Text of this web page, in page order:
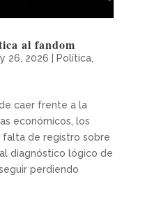
al fandom
26, 2026 Política,
caer frente a la
económicos, los
falta de registro sobre
diagnóstico lógico de
perdiendo